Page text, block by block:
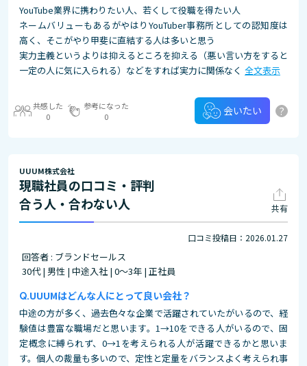
YouTube業界に携わりたい人、若くして役職を得たい人
ネームバリューもあるがやはりYouTuber事務所としての認知度は
高く、そこがやり甲斐に直結する人は多いと思う
実力主義というよりは抑えるところを抑える（悪い言い方をすると
一定の人に気に入られる）などをすれば実力に関係なく 全文表示
共感した
0
参考になった
0
会いたい ?
UUUM株式会社
現職社員の口コミ・評判
合う人・合わない人
共有
口コミ投稿日：2026.01.27
回答者 : ブランドセールス
30代 | 男性 | 中途入社 | 0～3年 | 正社員
UUUMはどんな人にとって良い会社？
中途の方が多く、過去色々な企業で活躍されていたがいるので、経
験値は豊富な職場だと思います。1→10をできる人がいるので、固
定概念に縛られず、0→1を考えられる人が活躍できるかと思いま
す。個人の裁量も多いので、定性と定量をバランスよく考えられ事